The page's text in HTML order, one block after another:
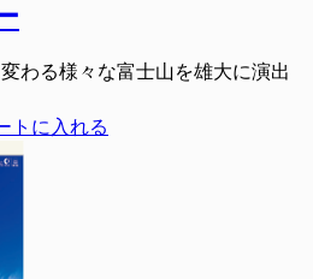
わる様々な富士山を雄大に演出
トに入れる